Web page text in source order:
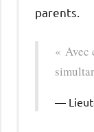
parents.
« Avec